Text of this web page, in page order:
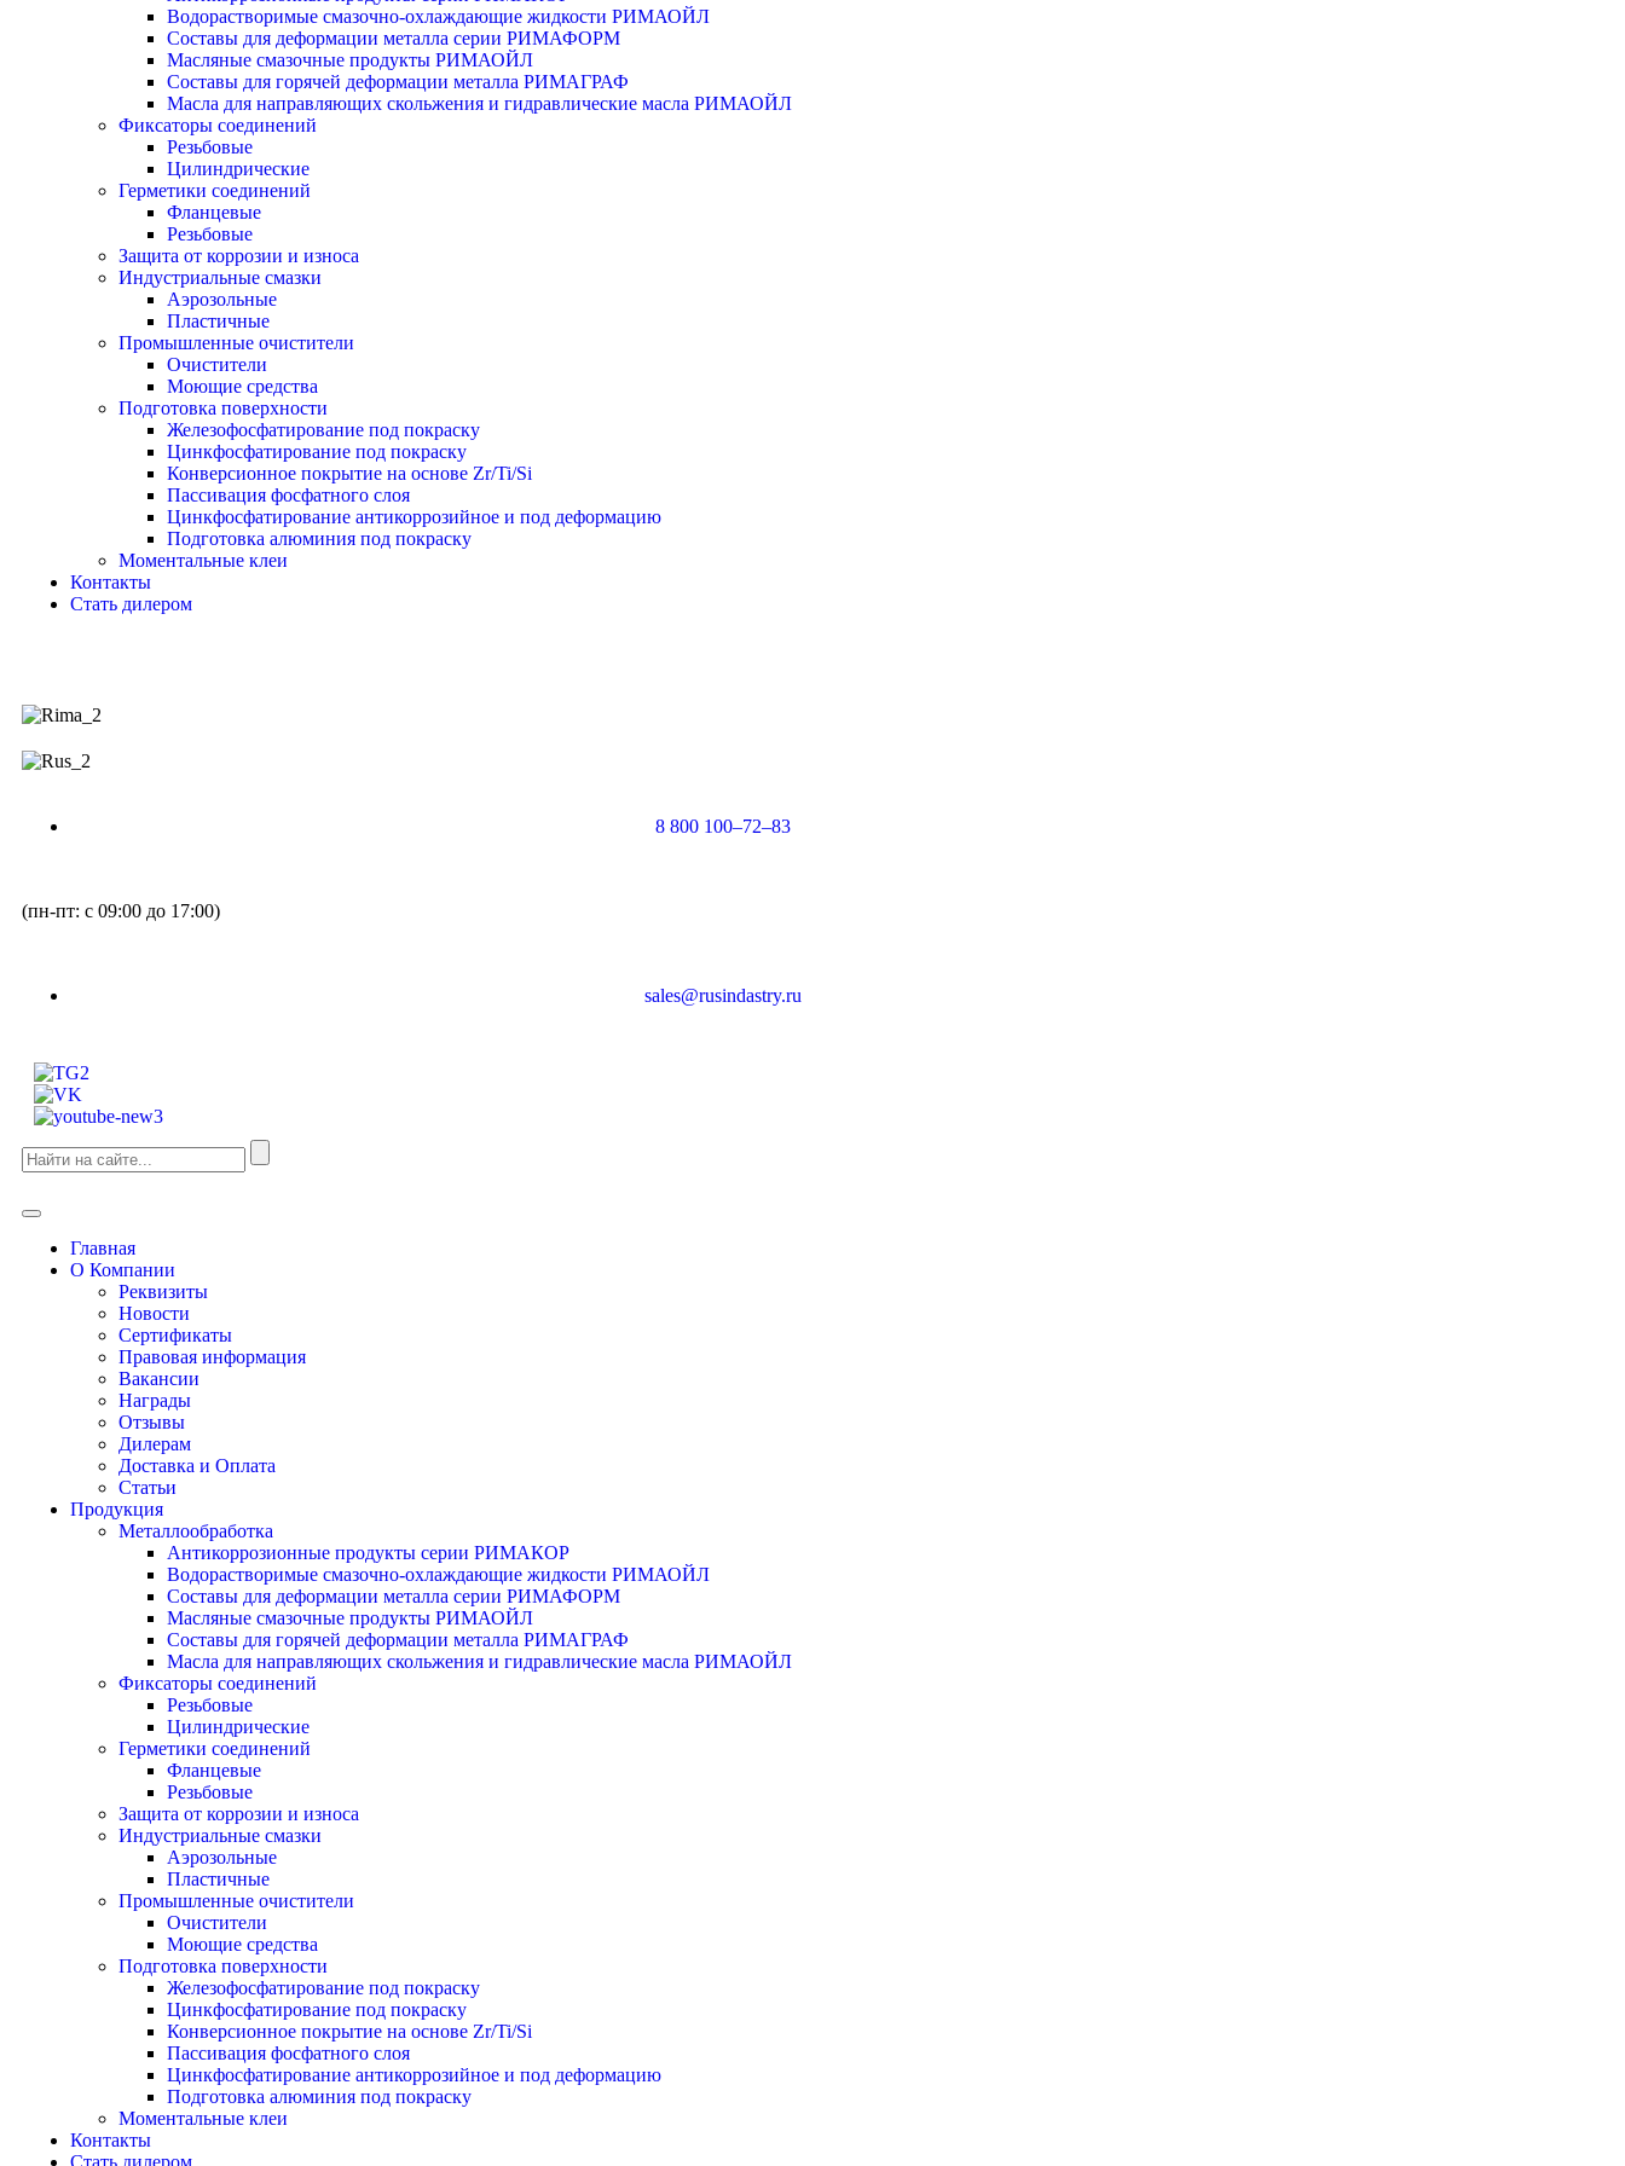
Водорастворимые смазочно-охлаждающие жидкости РИМАОЙЛ
Составы для деформации металла серии РИМАФОРМ
Масляные смазочные продукты РИМАОЙЛ
Составы для горячей деформации металла РИМАГРАФ
Масла для направляющих скольжения и гидравлические масла РИМАОЙЛ
Фиксаторы соединений
Резьбовые
Цилиндрические
Герметики соединений
Фланцевые
Резьбовые
Защита от коррозии и износа
Индустриальные смазки
Аэрозольные
Пластичные
Промышленные очистители
Очистители
Моющие средства
Подготовка поверхности
Железофосфатирование под покраску
Цинкфосфатирование под покраску
Конверсионное покрытие на основе Zr/Ti/Si
Пассивация фосфатного слоя
Цинкфосфатирование антикоррозийное и под деформацию
Подготовка алюминия под покраску
Моментальные клеи
Контакты
Стать дилером
8 800 100–72–83
(пн-пт: с 09:00 до 17:00)
sales@rusindastry.ru
Главная
О Компании
Реквизиты
Новости
Сертификаты
Правовая информация
Вакансии
Награды
Отзывы
Дилерам
Доставка и Оплата
Статьи
Продукция
Металлообработка
Антикоррозионные продукты серии РИМАКОР
Водорастворимые смазочно-охлаждающие жидкости РИМАОЙЛ
Составы для деформации металла серии РИМАФОРМ
Масляные смазочные продукты РИМАОЙЛ
Составы для горячей деформации металла РИМАГРАФ
Масла для направляющих скольжения и гидравлические масла РИМАОЙЛ
Фиксаторы соединений
Резьбовые
Цилиндрические
Герметики соединений
Фланцевые
Резьбовые
Защита от коррозии и износа
Индустриальные смазки
Аэрозольные
Пластичные
Промышленные очистители
Очистители
Моющие средства
Подготовка поверхности
Железофосфатирование под покраску
Цинкфосфатирование под покраску
Конверсионное покрытие на основе Zr/Ti/Si
Пассивация фосфатного слоя
Цинкфосфатирование антикоррозийное и под деформацию
Подготовка алюминия под покраску
Моментальные клеи
Контакты
Стать дилером